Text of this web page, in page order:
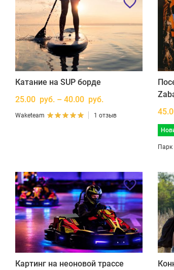
Катание на SUP борде
25.00 руб. – 40.00 руб.
Waketeam 1 отзыв
Парк
Картинг на неоновой трассе